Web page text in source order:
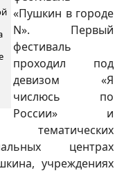
«Пушкин в городе
N». Первый
фестиваль
проходил под
девизом «Я
числюсь по
России» и
тематических
центрах
учреждениях